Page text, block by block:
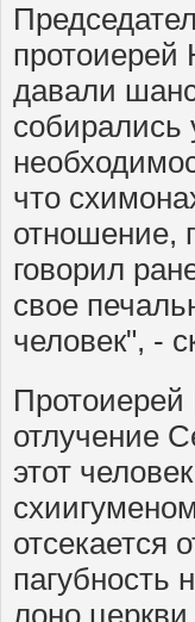
протоиерей
давали
собирались
что
отношение,
говорил
свое
человек", -
отлучение
этот
отсекается
пагубность
лоно